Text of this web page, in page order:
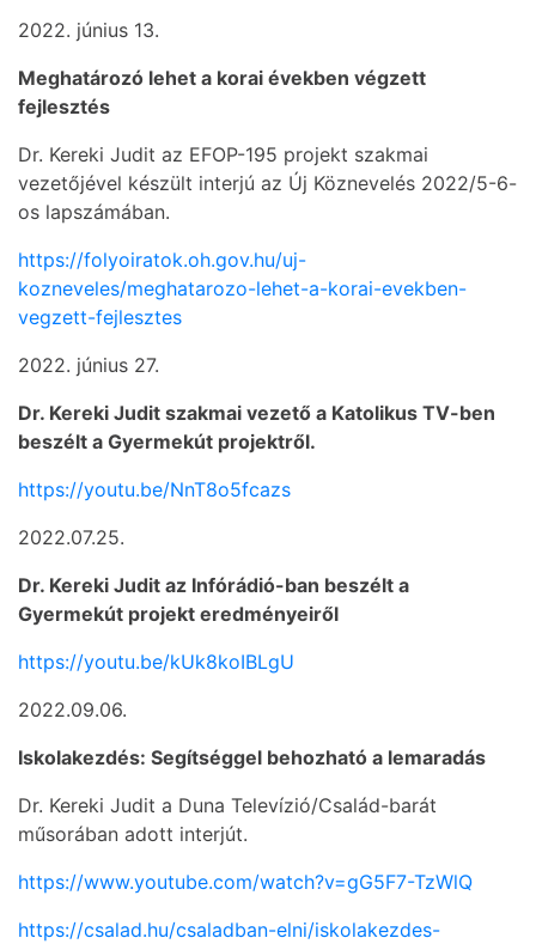
2022. június 13.
Meghatározó lehet a korai években végzett
fejlesztés
Dr. Kereki Judit az EFOP-195 projekt szakmai
vezetőjével készült interjú az Új Köznevelés 2022/5-6-
os lapszámában.
https://folyoiratok.oh.gov.hu/uj-
kozneveles/meghatarozo-lehet-a-korai-evekben-
vegzett-fejlesztes
2022. június 27.
Dr. Kereki Judit szakmai vezető a Katolikus TV-ben
beszélt a Gyermekút projektről.
https://youtu.be/NnT8o5fcazs
2022.07.25.
Dr. Kereki Judit az Infórádió-ban beszélt a
Gyermekút projekt eredményeiről
https://youtu.be/kUk8koIBLgU
2022.09.06.
Iskolakezdés: Segítséggel behozható a lemaradás
Dr. Kereki Judit a Duna Televízió/Család-barát
műsorában adott interjút.
https://www.youtube.com/watch?v=gG5F7-TzWlQ
https://csalad.hu/csaladban-elni/iskolakezdes-